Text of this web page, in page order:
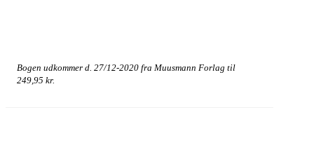
Bogen udkommer d. 27/12-2020 fra Muusmann Forlag til
249,95 kr.